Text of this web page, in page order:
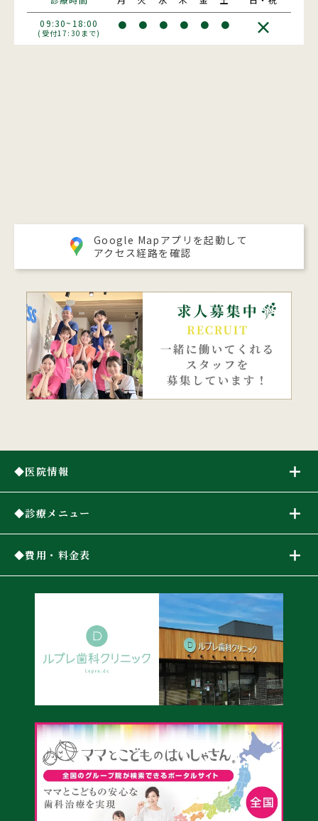
09:30~18:00
(受付17:30まで)
● ● ● ● ● ● ×
Google Mapアプリを起動して
アクセス経路を確認
医院情報
診療メニュー
費用・料金表